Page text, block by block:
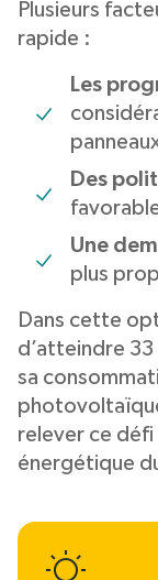
Plusieurs
rapide :
Les
Des
Une
plus
Dans cette
d’atteindre 33
sa
relever ce
énergétique